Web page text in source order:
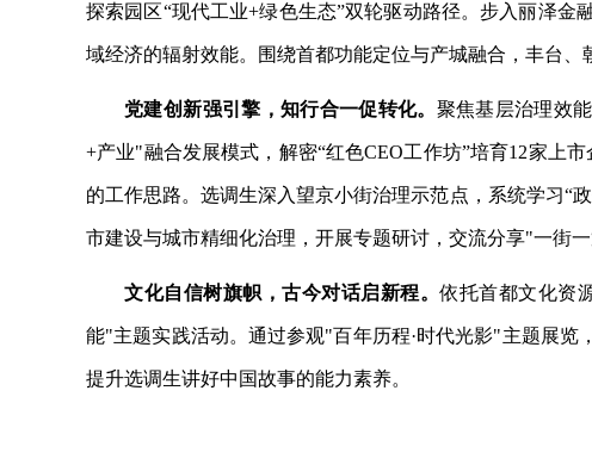
探索园区“现代工业+绿色生态”双轮驱动路径。步入丽泽
域经济的辐射效能。围绕首都功能定位与产城融合，丰台
党建创新强引擎，知行合一促转化。 聚焦基层治理效
+产业"融合发展模式，解密“红色CEO工作坊”培育12家上
的工作思路。选调生深入望京小街治理示范点，系统学习“
市建设与城市精细化治理，开展专题研讨，交流分享"一街一
文化自信树旗帜，古今对话启新程。依托首都文化资
能"主题实践活动。通过参观"百年历程·时代光影"主题展
提升选调生讲好中国故事的能力素养。